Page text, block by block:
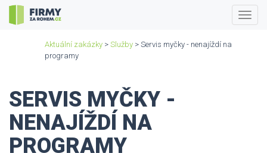
Aktuální zakázky > Služby > Servis myčky - nenajíždí na
programy
SERVIS MYČKY -
NENAJÍŽDÍ NA
PROGRAMY